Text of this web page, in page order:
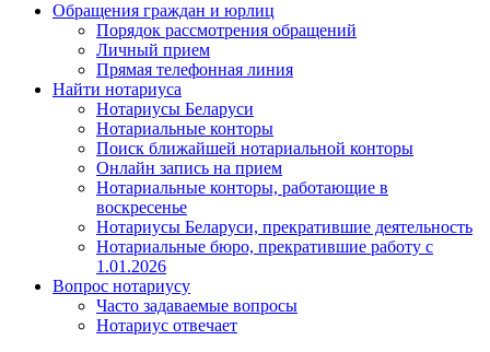
Обращения граждан и юрлиц
Порядок рассмотрения обращений
Личный прием
Прямая телефонная линия
Найти нотариуса
Нотариусы Беларуси
Нотариальные конторы
Поиск ближайшей нотариальной конторы
Онлайн запись на прием
Нотариальные конторы, работающие в
воскресенье
Нотариусы Беларуси, прекратившие деятельность
Нотариальные бюро, прекратившие работу с
1.01.2026
Вопрос нотариусу
Часто задаваемые вопросы
Нотариус отвечает